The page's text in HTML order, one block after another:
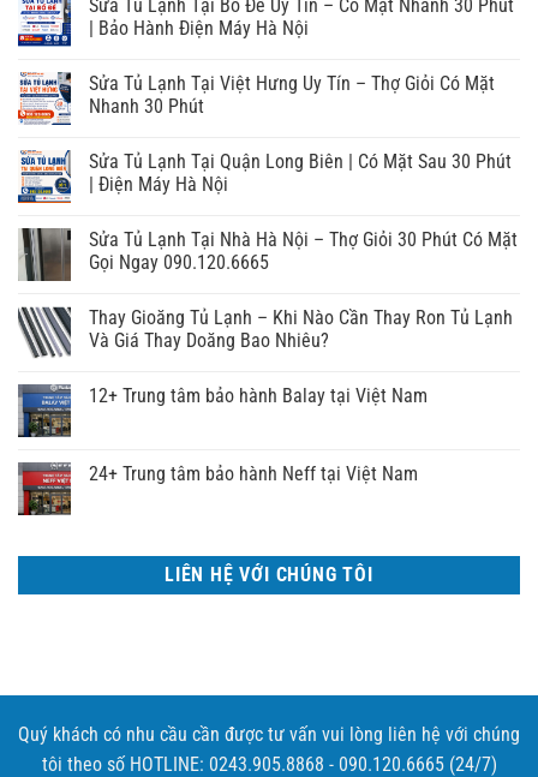
Sửa Tủ Lạnh Tại Bồ Đề Uy Tín – Có Mặt Nhanh 30 Phút
| Bảo Hành Điện Máy Hà Nội
Sửa Tủ Lạnh Tại Việt Hưng Uy Tín – Thợ Giỏi Có Mặt
Nhanh 30 Phút
Sửa Tủ Lạnh Tại Quận Long Biên | Có Mặt Sau 30 Phút
| Điện Máy Hà Nội
Sửa Tủ Lạnh Tại Nhà Hà Nội – Thợ Giỏi 30 Phút Có Mặt
Gọi Ngay 090.120.6665
Thay Gioăng Tủ Lạnh – Khi Nào Cần Thay Ron Tủ Lạnh
Và Giá Thay Doăng Bao Nhiêu?
12+ Trung tâm bảo hành Balay tại Việt Nam
24+ Trung tâm bảo hành Neff tại Việt Nam
LIÊN HỆ VỚI CHÚNG TÔI
Quý khách có nhu cầu cần được tư vấn vui lòng liên hệ với chúng
tôi theo số HOTLINE: 0243.905.8868 - 090.120.6665 (24/7)